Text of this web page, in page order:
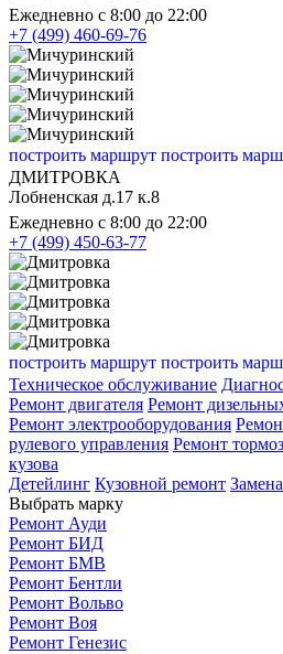
Ежедневно с 8:00 до 22:00
+7 (499) 460-69-76
построить маршрут построить
ДМИТРОВКА
Лобненская д.17 к.8
Ежедневно с 8:00 до 22:00
+7 (499) 450-63-77
построить маршрут построить
Техническое обслуживание
Ремонт двигателя Ремонт
Ремонт электрооборудования
рулевого управления Ремонт
кузова
Детейлинг Кузовной ремонт
Выбрать марку
Ремонт Ауди
Ремонт БИД
Ремонт БМВ
Ремонт Бентли
Ремонт Вольво
Ремонт Воя
Ремонт Генезис